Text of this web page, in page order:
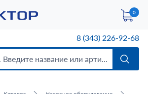
0
8 (343) 226-92-68